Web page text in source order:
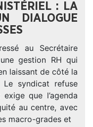
: LA
DIALOGUE
au Secrétaire
gestion RH qui
laissant de côté la
syndicat refuse
que l’agenda
au centre, avec
macro-grades et